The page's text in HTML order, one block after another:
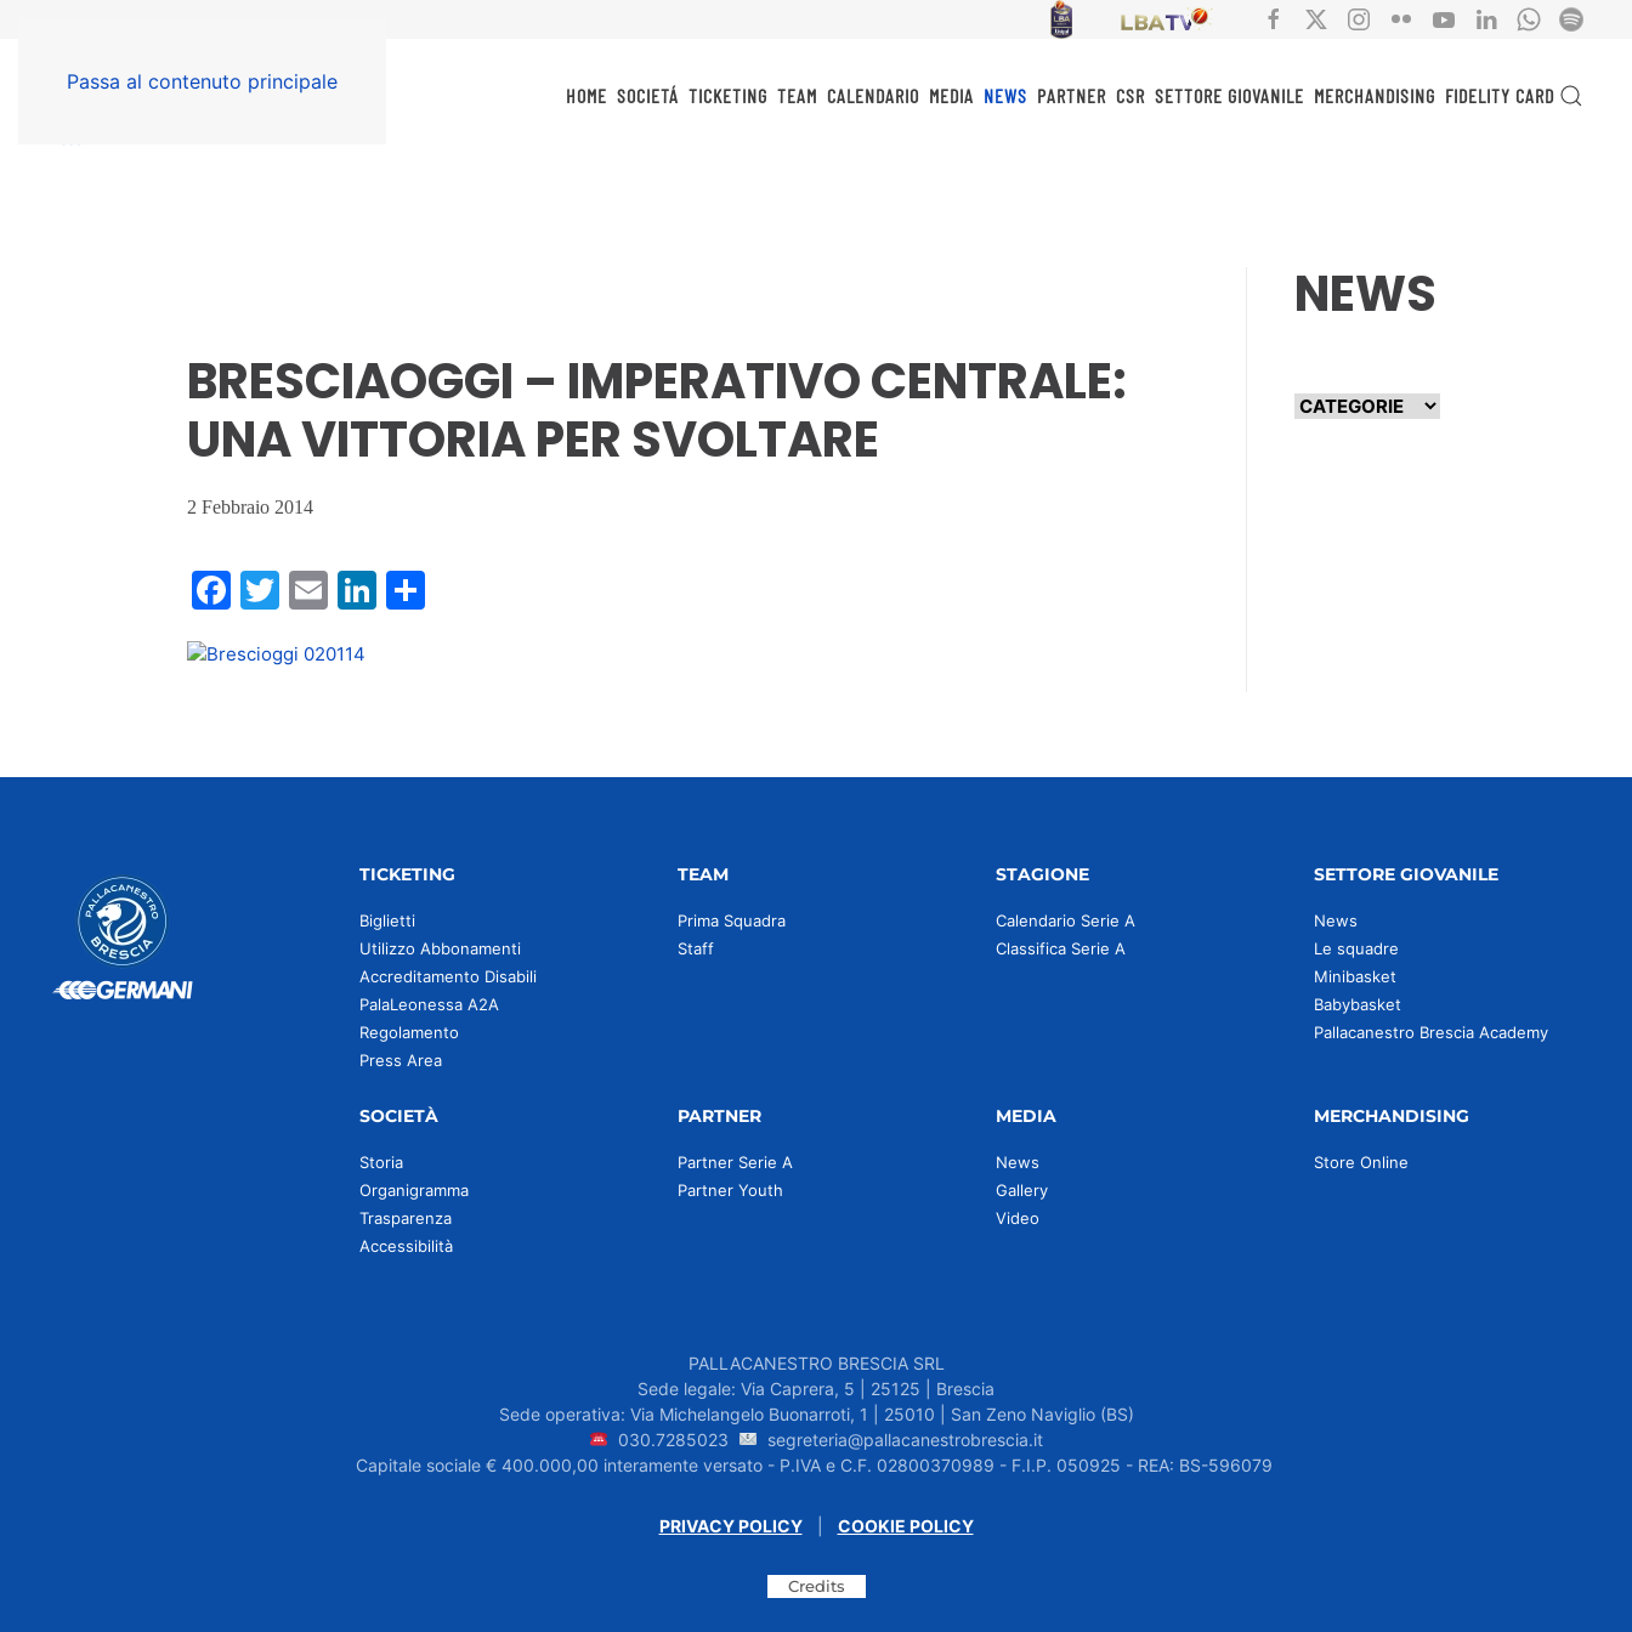
Passa al contenuto principale
HOME SOCIETÁ TICKETING TEAM CALENDARIO MEDIA NEWS PARTNER CSR SETTORE GIOVANILE MERCHANDISING FIDELITY CARD
BRESCIAOGGI – IMPERATIVO CENTRALE:
UNA VITTORIA PER SVOLTARE
2 Febbraio 2014
Facebook
Twitter
EmailLinkedIn
NEWS
TICKETING
Biglietti
Utilizzo Abbonamenti
Accreditamento Disabili
PalaLeonessa A2A
Regolamento
Press Area
TEAM
Prima Squadra
Staff
STAGIONE
Calendario Serie A
Classifica Serie A
SETTORE GIOVANILE
News
Le squadre
Minibasket
Babybasket
Pallacanestro Brescia Academy
SOCIETÀ
Storia
Organigramma
Trasparenza
Accessibilità
PARTNER
Partner Serie A
Partner Youth
MEDIA
News
Gallery
Video
MERCHANDISING
Store Online
PALLACANESTRO BRESCIA SRL
Sede legale: Via Caprera, 5 | 25125 | Brescia
Sede operativa: Via Michelangelo Buonarroti, 1 | 25010 | San Zeno Naviglio (BS)
030.7285023
segreteria@pallacanestrobrescia.it
Capitale sociale € 400.000,00 interamente versato - P.IVA e C.F. 02800370989 - F.I.P. 050925 - REA: BS-596079
PRIVACY POLICY| COOKIE POLICY
Credits